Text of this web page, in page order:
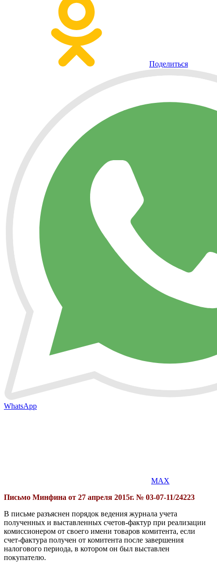
Поделиться
WhatsApp
MAX
Письмо Минфина от 27 апреля 2015г. № 03-07-11/24223
В письме разъяснен порядок ведения журнала учета
полученных и выставленных счетов-фактур при реализации
комиссионером от своего имени товаров комитента, если
счет-фактура получен от комитента после завершения
налогового периода, в котором он был выставлен
покупателю.